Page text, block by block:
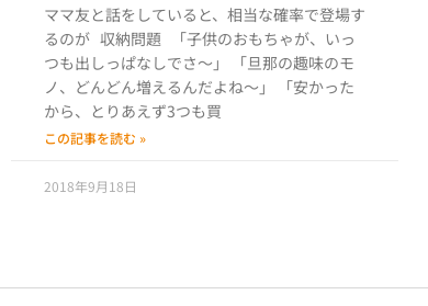
ママ友と話をしていると、相当な確率で登場す
るのが 収納問題 「子供のおもちゃが、いっ
つも出しっぱなしでさ～」 「旦那の趣味のモ
ノ、どんどん増えるんだよね～」 「安かった
から、とりあえず3つも買
この記事を読む »
2018年9月18日